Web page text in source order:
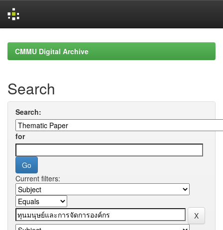
navigationCMMU Digital Archive
Search
Search:
for
Current filters: